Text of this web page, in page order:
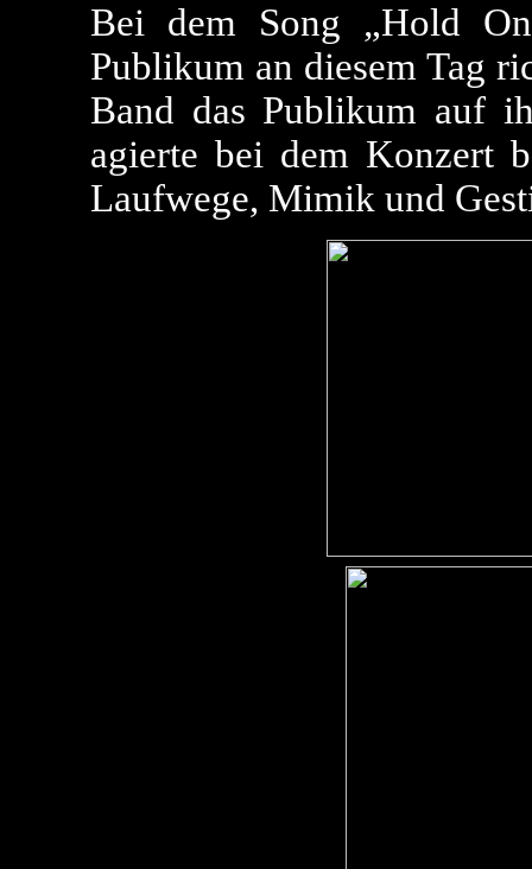
Bei dem Song „Hold
Publikum an diesem Tag
Band das Publikum auf
agierte bei dem Konzert
Laufwege, Mimik und